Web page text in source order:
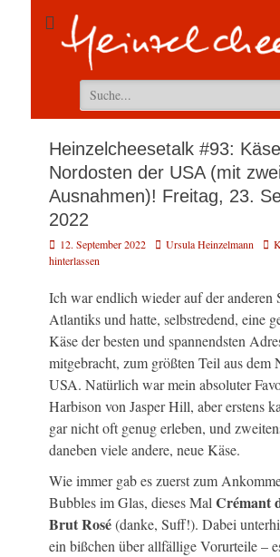
Suchen
nach:
Heinzelcheesetalk #93:
Nordosten der USA (mit zwei
Ausnahmen)! Freitag, 23.
2022
Veröffentlicht
am
12. September 2022 AutorUrsula Heinzelmann
hinterlassen
Ich war endlich wieder auf der anderen
Atlantiks und hatte, selbstredend, eine
Käse der besten und spannendsten
mitgebracht, zum größten Teil aus dem
USA. Natürlich war mein absoluter
Harbison von Jasper Hill, aber erstens
gar nicht oft genug erleben, und
daneben viele andere, neue Käse.
Wie immer gab es zuerst zum
Bubbles im Glas, dieses MalCrémant
Brut Rosé(danke, Suff!). Dabei
ein bißchen über allfällige Vorurteile –